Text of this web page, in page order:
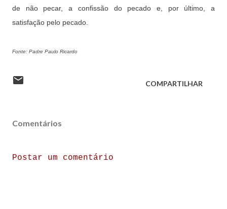
de não pecar, a confissão do pecado e, por último, a
satisfação pelo pecado.
Fonte: Padre Paulo Ricardo
COMPARTILHAR
Comentários
Postar um comentário